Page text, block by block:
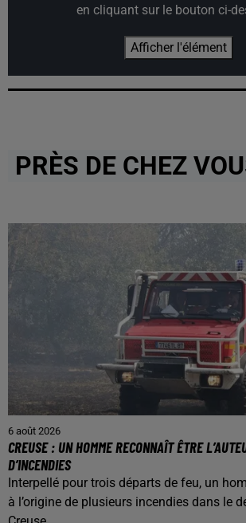
en cliquant sur le bouton ci-
Afficher l'élément
PRÈS DE CHEZ
6 août 2026
CREUSE : UN HOMME RECONNAÎT ÊTRE
D’INCENDIES
Interpellé pour trois départs de feu, un
à l’origine de plusieurs incendies dans le